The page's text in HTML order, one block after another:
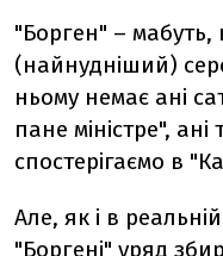
"Борген" –
(найнудніший)
ньому немає ані
пане міністре",
спостерігаємо в
Але, як і в
"Боргені" уряд